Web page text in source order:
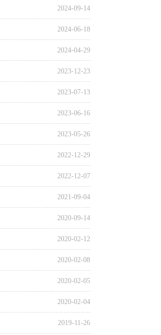
2024-09-14
2024-06-18
2024-04-29
2023-12-23
2023-07-13
2023-06-16
2023-05-26
2022-12-29
2022-12-07
2021-09-04
2020-09-14
2020-02-12
2020-02-08
2020-02-05
2020-02-04
2019-11-26